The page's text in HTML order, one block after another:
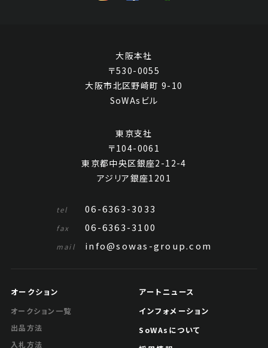
大阪本社
〒530-0055
大阪市北区野崎町 9-10
SoWAsビル
東京支社
〒104-0061
東京都中央区銀座2-12-4
アジリア銀座1201
tel 06-6363-3033
fax 06-6363-3100
mail info@sowas-group.com
オークション
オークション一覧
出品方法
入札方法
アートニュース
インフォメーション
SoWAsについて